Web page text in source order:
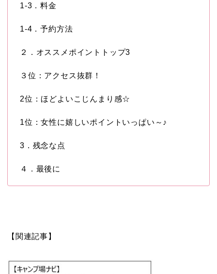
1-3．料金
1-4．予約方法
２．オススメポイントトップ3
３位：アクセス抜群！
2位：ほどよいこじんまり感☆
1位：女性に嬉しいポイントいっぱい～♪
3．残念な点
４．最後に
【関連記事】